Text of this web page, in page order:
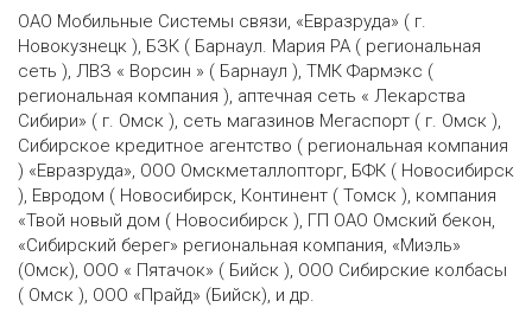
ОАО Мобильные Системы связи, «Евразруда» ( г.
Новокузнецк ), БЗК ( Барнаул. Мария РА ( региональная
сеть ), ЛВЗ « Ворсин » ( Барнаул ), ТМК Фармэкс (
региональная компания ), аптечная сеть « Лекарства
Сибири» ( г. Омск ), сеть магазинов Мегаспорт ( г. Омск ),
Сибирское кредитное агентство ( региональная компания
) «Евразруда», ООО Омскметаллопторг, БФК ( Новосибирск
), Евродом ( Новосибирск, Континент ( Томск ), компания
«Твой новый дом ( Новосибирск ), ГП ОАО Омский бекон,
«Сибирский берег» региональная компания, «Миэль»
(Омск), ООО « Пятачок» ( Бийск ), ООО Сибирские колбасы
( Омск ), ООО «Прайд» (Бийск), и др.